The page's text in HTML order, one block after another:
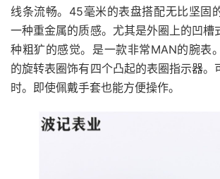
线条流畅。45毫米的表盘搭配无比坚固
一种重金属的质感。尤其是外圈上的凹槽
种粗犷的感觉。是一款非常MAN的腕表
的旋转表圈饰有四个凸起的表圈指示器。
时。即使佩戴手套也能方便操作。